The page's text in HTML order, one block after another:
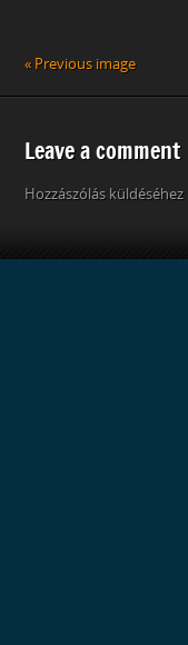
« Previous image
Leave a comment
Hozzászólás küldéséhez